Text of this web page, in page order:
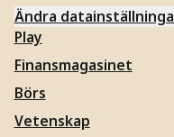
Ändra
Play
Finansmagasinet
Börs
Vetenskap